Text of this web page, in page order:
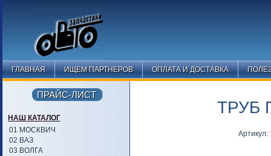
ГЛАВНАЯ ИЩЕМ ПАРТНЕРОВ ОПЛАТА И ДОСТАВКА
ТРУБ
ПРАЙС-ЛИСТ
НАШ КАТАЛОГ
01 МОСКВИЧ
02 ВАЗ
03 ВОЛГА